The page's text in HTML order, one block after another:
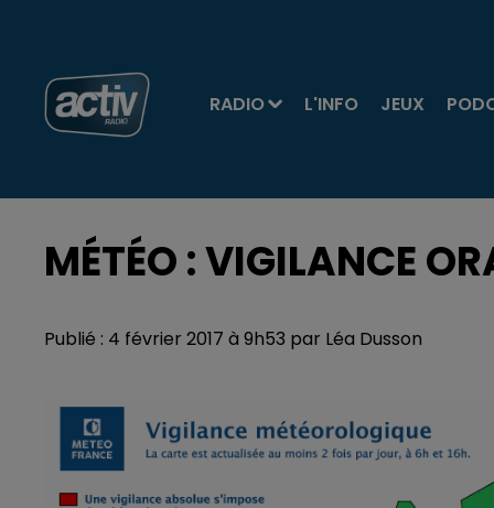
RADIO L'INFO JEUX
MÉTÉO : VIGILANCE
Publié : 4 février 2017 à 9h53 par Léa Dusson